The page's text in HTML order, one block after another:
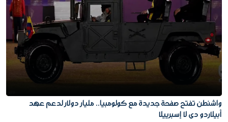
واشنطن تفتح صفحة جديدة مع كولومبيا.. مليار دولار لدعم عهد
أبيلاردو دي لا إسبرييلا